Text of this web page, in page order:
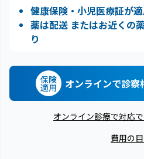
健康保険・小児医療証が
薬は配送 またはお近くの
り
保険
適用 オンラインで診察
オンライン診療で対応
費用の